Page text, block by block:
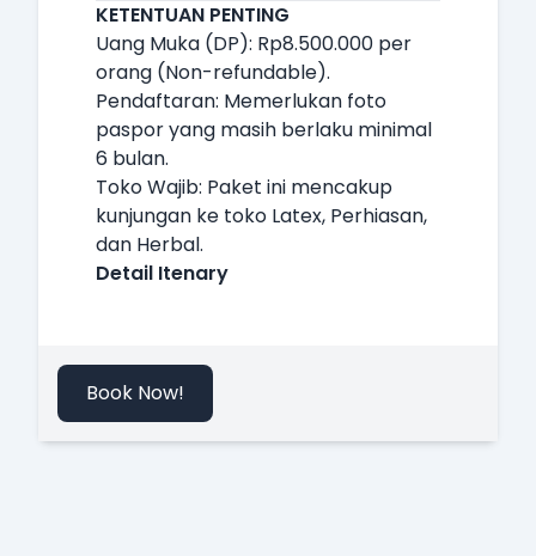
KETENTUAN PENTING
Uang Muka (DP): Rp8.500.000 per
orang (Non-refundable).
Pendaftaran: Memerlukan foto
paspor yang masih berlaku minimal
6 bulan.
Toko Wajib: Paket ini mencakup
kunjungan ke toko Latex, Perhiasan,
dan Herbal.
Detail Itenary
Book Now!